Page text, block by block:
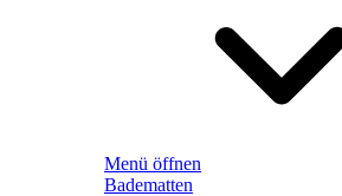
Menü öffnen
Badematten